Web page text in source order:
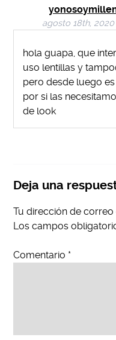
agosto 18th, 2020
hola guapa, que
uso lentillas y
pero desde luego
por si las
de look
Deja una
Tu dirección de
Los campos
Comentario *